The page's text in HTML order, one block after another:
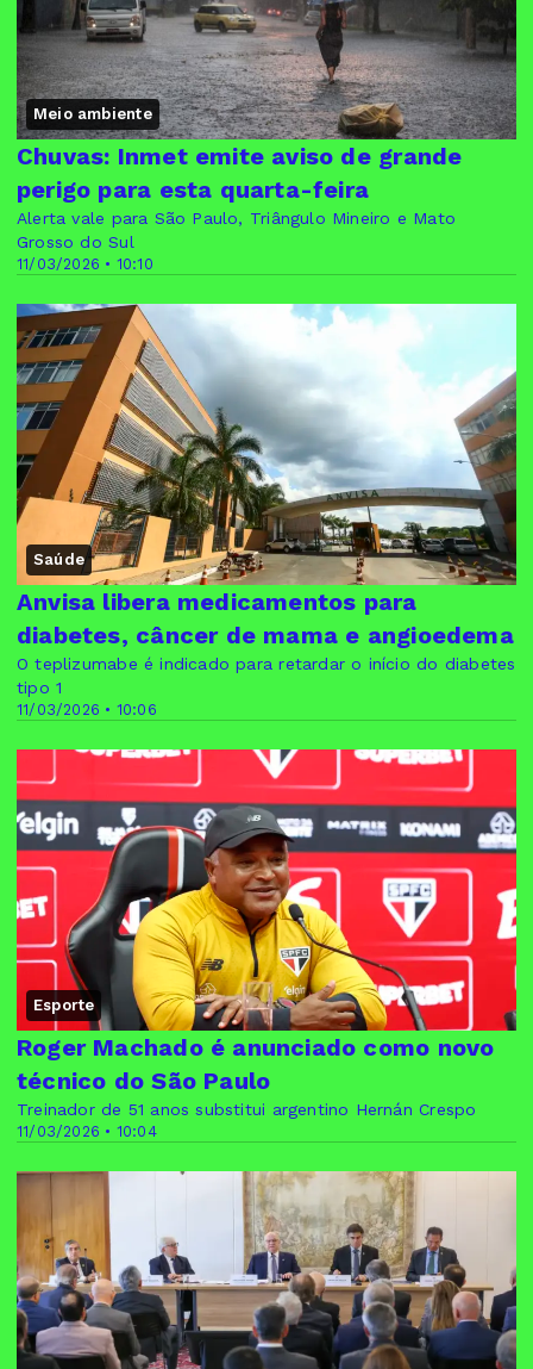
Meio ambiente
11/03/2026 • 10:10
Chuvas: Inmet emite aviso de grande
perigo para esta quarta-feira
Alerta vale para São Paulo, Triângulo Mineiro e Mato
Grosso do Sul
Saúde
11/03/2026 • 10:06
Anvisa libera medicamentos para
diabetes, câncer de mama e angioedema
O teplizumabe é indicado para retardar o início do diabetes
tipo 1
Esporte
11/03/2026 • 10:04
Roger Machado é anunciado como novo
técnico do São Paulo
Treinador de 51 anos substitui argentino Hernán Crespo